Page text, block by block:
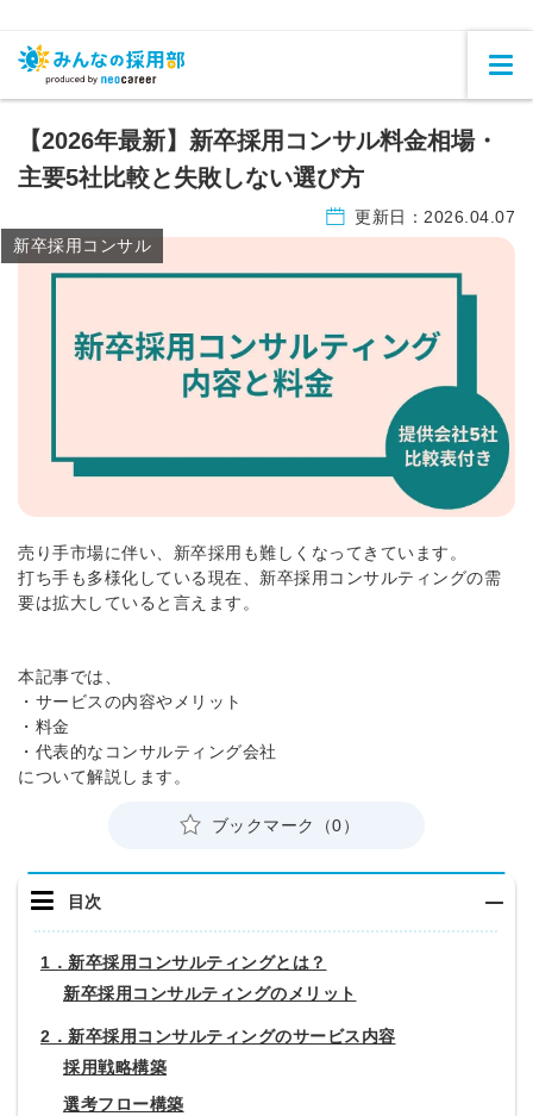
【2026年最新】新卒採用コンサル料金相場・
主要5社比較と失敗しない選び方
更新日： 2026.04.07
新卒採用コンサル
売り手市場に伴い、新卒採用も難しくなってきています。
打ち手も多様化している現在、新卒採用コンサルティングの需
要は拡大していると言えます。
本記事では、
・サービスの内容やメリット
・料金
・代表的なコンサルティング会社
について解説します。
ブックマーク（0）
目次
1．新卒採用コンサルティングとは？
新卒採用コンサルティングのメリット
2．新卒採用コンサルティングのサービス内容
採用戦略構築
選考フロー構築